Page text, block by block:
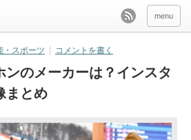
menu
・スポーツ コメントを書く
ンのメーカーは？インスタ
まとめ